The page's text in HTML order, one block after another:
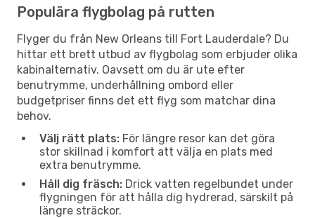
Populära flygbolag på rutten
Flyger du från New Orleans till Fort Lauderdale? Du
hittar ett brett utbud av flygbolag som erbjuder olika
kabinalternativ. Oavsett om du är ute efter
benutrymme, underhållning ombord eller
budgetpriser finns det ett flyg som matchar dina
behov.
Välj rätt plats: För längre resor kan det göra
stor skillnad i komfort att välja en plats med
extra benutrymme.
Håll dig fräsch: Drick vatten regelbundet under
flygningen för att hålla dig hydrerad, särskilt på
längre sträckor.